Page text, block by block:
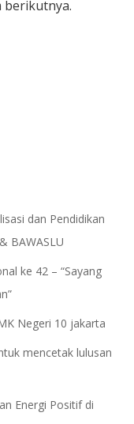
berikutnya.
dan Pendidikan
BAWASLU
ke 42 – “Sayang
Negeri 10 jakarta
mencetak lulusan
Energi Positif di